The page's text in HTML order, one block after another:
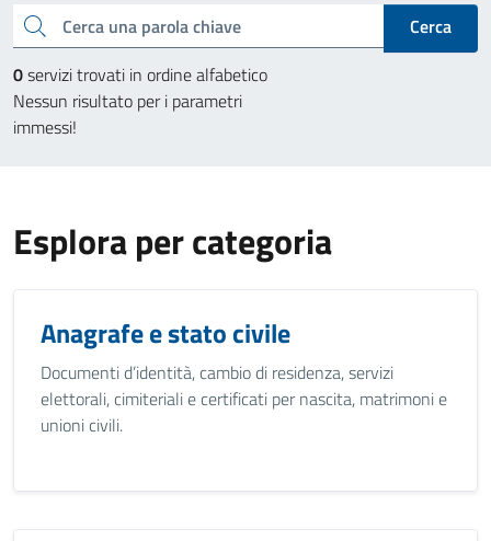
Cerca una parola chiave
Cerca
0servizi trovati in ordine alfabetico
Nessun risultato per i parametri
immessi!
Esplora per categoria
Anagrafe e stato civile
Documenti d’identità, cambio di residenza, servizi
elettorali, cimiteriali e certificati per nascita, matrimoni e
unioni civili.